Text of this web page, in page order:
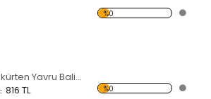
%0
Su Püskürten Yavru Balina Temalı Duvar Sticker
816 TL %0